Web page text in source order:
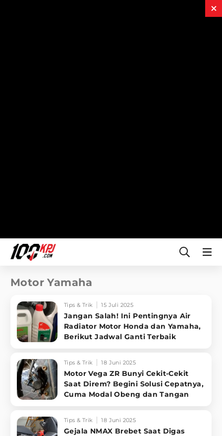
Motor Yamaha
Tips & Trik 15 Juli 2025
Jangan Salah! Ini Pentingnya Air
Radiator Motor Honda dan Yamaha,
Berikut Jadwal Ganti Terbaik
Tips & Trik 18 Juni 2025
Motor Vega ZR Bunyi Cekit-Cekit
Saat Direm? Begini Solusi Cepatnya,
Cuma Modal Obeng dan Tangan
Tips & Trik 18 Juni 2025
Gejala NMAX Brebet Saat Digas